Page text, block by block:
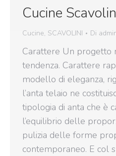
Cucine
Cucine, SCAVOLINI Di
Carattere Un progetto
tendenza. Carattere
modello di eleganza,
l’anta telaio ne
tipologia di anta che è
l’equilibrio delle
pulizia delle forme
contemporaneo. E col